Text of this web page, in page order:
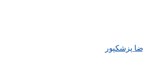
پزشکپور